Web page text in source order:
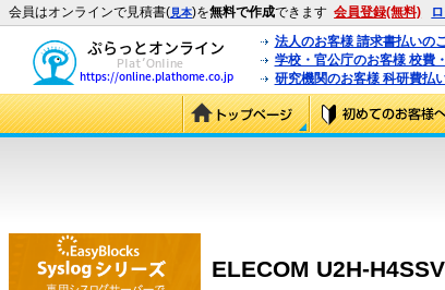
会員はオンラインで見積書(見本)を無料で作成できます 会員登録(無料)
法人のお客様 請求書払いの
学校・官公庁のお客様 校費
研究機関のお客様 科研費払
ELECOM U2H-